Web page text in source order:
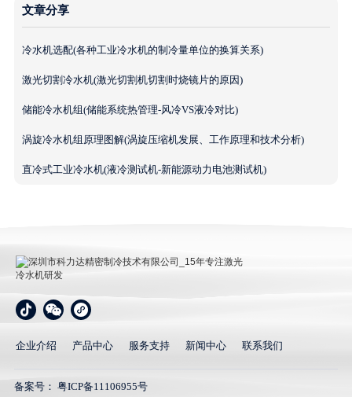
文章分享
冷水机选配(各种工业冷水机的制冷量单位的换算关系)
激光切割冷水机(激光切割机切割时烧镜片的原因)
储能冷水机组(储能系统热管理-风冷VS液冷对比)
涡旋冷水机组原理图解(涡旋压缩机发展、工作原理和技术分析)
直冷式工业冷水机(液冷测试机-新能源动力电池测试机)
深圳市科力达精密制冷技术有限公司_15年专注激光冷
水机研发
企业介绍 产品中心 服务支持 新闻中心 联系我们
备案号： 粤ICP备11106955号